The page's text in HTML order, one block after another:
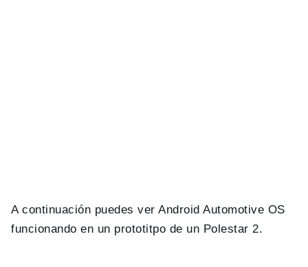
A continuación puedes ver Android Automotive OS
funcionando en un prototitpo de un Polestar 2.